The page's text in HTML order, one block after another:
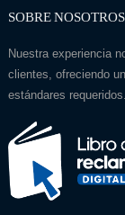
SOBRE NOSOTROS
Nuestra experiencia
clientes, ofreciendo
estándares requeridos.